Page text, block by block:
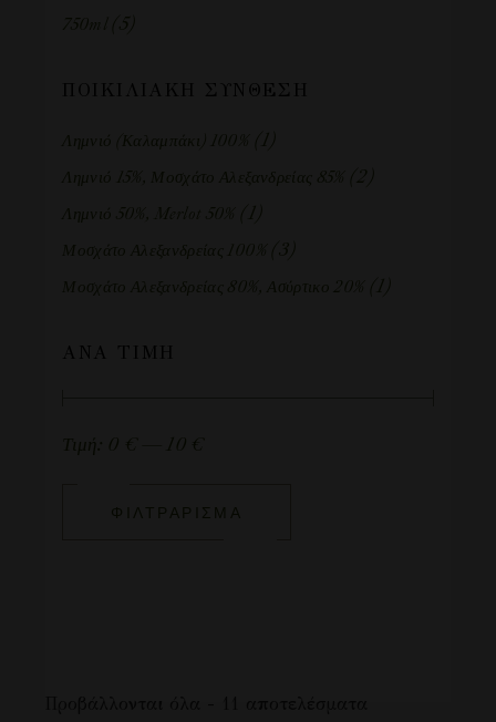
750ml (5)
ΠΟΙΚΙΛΙΑΚΉ ΣΎΝΘΕΣΗ
Λημνιό (Καλαμπάκι) 100% (1)
Λημνιό 15%, Μοσχάτο Αλεξανδρείας 85% (2)
Λημνιό 50%, Merlot 50% (1)
Μοσχάτο Αλεξανδρείας 100% (3)
Μοσχάτο Αλεξανδρείας 80%, Ασύρτικο 20% (1)
ΑΝΆ ΤΙΜΉ
ΦΙΛΤΡΆΡΙΣΜΑ
Τιμή: 0 € 10 €